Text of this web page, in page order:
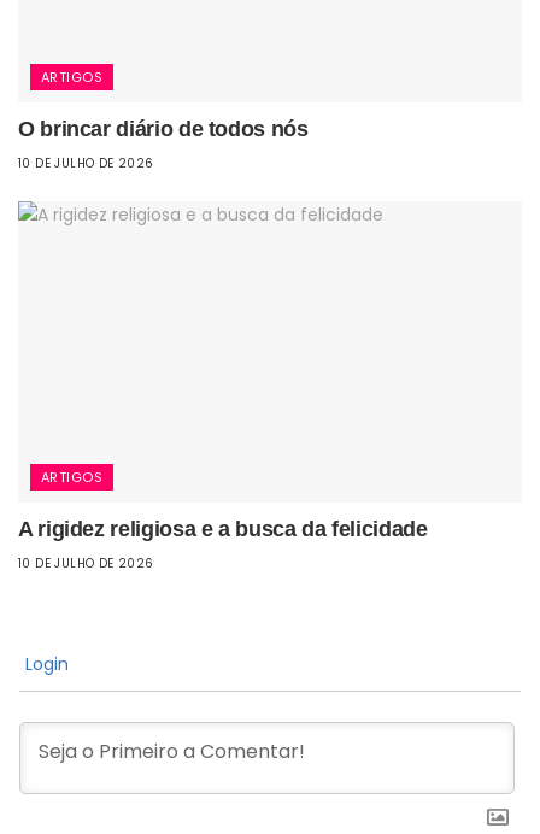
ARTIGOS
O brincar diário de todos nós
10 DE JULHO DE 2026
ARTIGOS
A rigidez religiosa e a busca da felicidade
10 DE JULHO DE 2026
Login